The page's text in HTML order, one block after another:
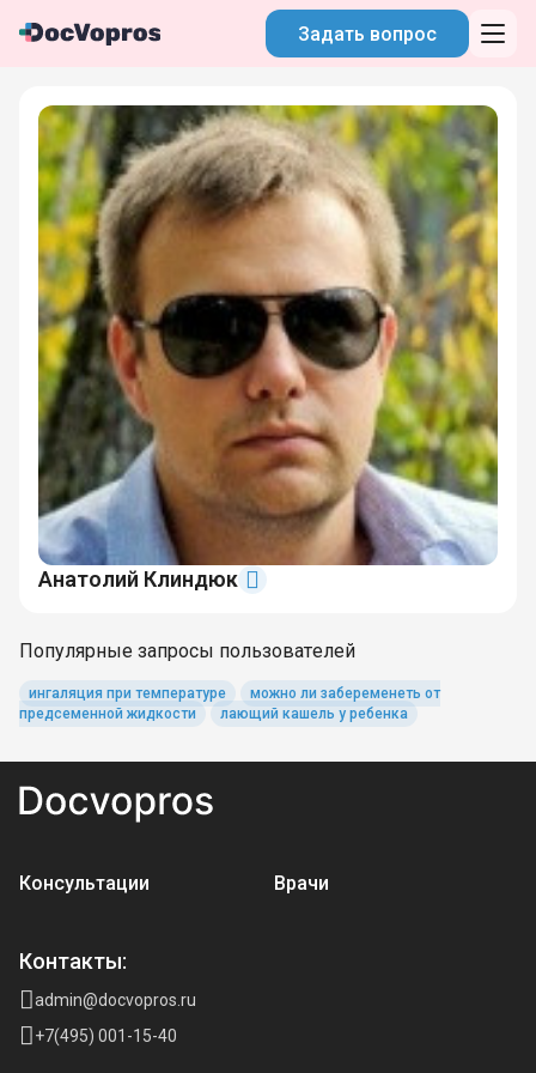
Задать вопрос
Анатолий Клиндюк
Популярные запросы пользователей
ингаляция при температуре
можно ли забеременеть от
предсеменной жидкости
лающий кашель у ребенка
Консультации Врачи
Контакты:
admin@docvopros.ru
+7(495) 001-15-40